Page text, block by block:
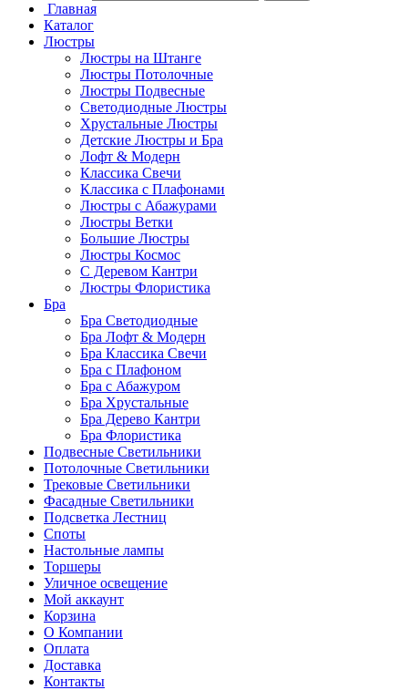
Главная
Каталог
Люстры
Люстры на Штанге
Люстры Потолочные
Люстры Подвесные
Светодиодные Люстры
Хрустальные Люстры
Детские Люстры и Бра
Лофт & Модерн
Классика Свечи
Классика с Плафонами
Люстры с Абажурами
Люстры Ветки
Большие Люстры
Люстры Космос
С Деревом Кантри
Люстры Флористика
Бра
Бра Светодиодные
Бра Лофт & Модерн
Бра Классика Свечи
Бра с Плафоном
Бра с Абажуром
Бра Хрустальные
Бра Дерево Кантри
Бра Флористика
Подвесные Светильники
Потолочные Светильники
Трековые Светильники
Фасадные Светильники
Подсветка Лестниц
Споты
Настольные лампы
Торшеры
Уличное освещение
Мой аккаунт
Корзина
О Компании
Оплата
Доставка
Контакты